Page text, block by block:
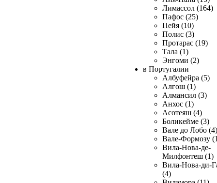
Лимассол (164)
Пафос (25)
Пейя (10)
Полис (3)
Протарас (19)
Тала (1)
Энгоми (2)
в Португалии
Албуфейра (5)
Алгош (1)
Алмансил (3)
Анхос (1)
Асотеяш (4)
Боликейме (3)
Вале до Лобо (4)
Вале-Формозу
Вила-Нова-де-
Милфонтеш (1)
Вила-Нова-ди-
(4)